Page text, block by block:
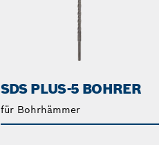
SDS PLUS-5 BOHRER
für Bohrhämmer